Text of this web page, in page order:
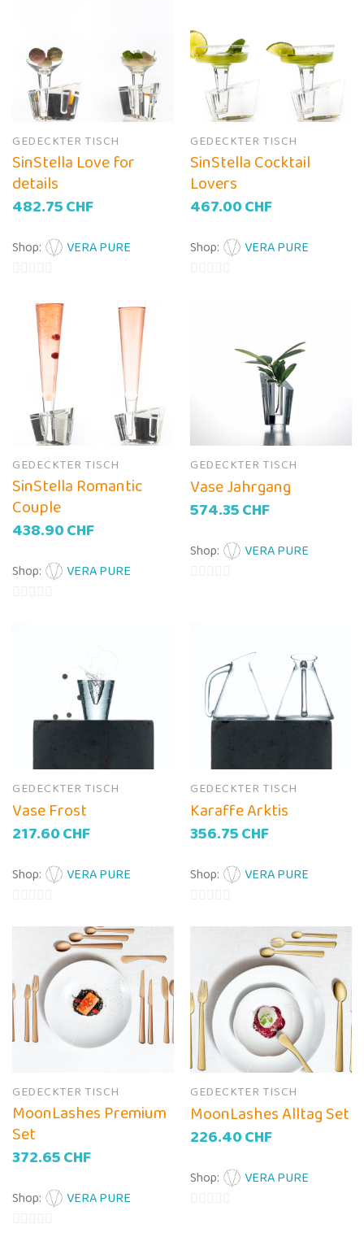
GEDECKTER TISCH
SinStella Love for
details
482.75CHF
Shop: VERA PURE
GEDECKTER TISCH
SinStella Cocktail
Lovers
467.00CHF
Shop: VERA PURE
GEDECKTER TISCH
SinStella Romantic
Couple
438.90CHF
Shop: VERA PURE
GEDECKTER TISCH
Vase Jahrgang
574.35CHF
Shop: VERA PURE
GEDECKTER TISCH
Vase Frost
217.60CHF
Shop: VERA PURE
GEDECKTER TISCH
Karaffe Arktis
356.75CHF
Shop: VERA PURE
GEDECKTER TISCH
MoonLashes Premium
Set
372.65CHF
Shop: VERA PURE
GEDECKTER TISCH
MoonLashes Alltag Set
226.40CHF
Shop: VERA PURE